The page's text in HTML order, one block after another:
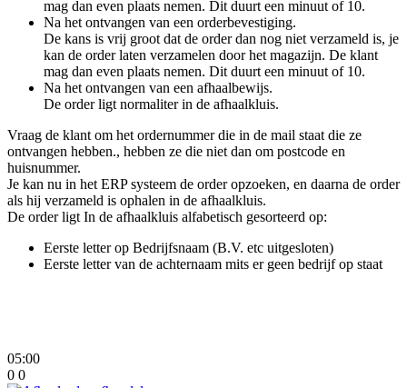
mag dan even plaats nemen. Dit duurt een minuut of 10.
Na het ontvangen van een orderbevestiging.
De kans is vrij groot dat de order dan nog niet verzameld is, je
kan de order laten verzamelen door het magazijn. De klant
mag dan even plaats nemen. Dit duurt een minuut of 10.
Na het ontvangen van een afhaalbewijs.
De order ligt normaliter in de afhaalkluis.
Vraag de klant om het ordernummer die in de mail staat die ze
ontvangen hebben., hebben ze die niet dan om postcode en
huisnummer.
Je kan nu in het ERP systeem de order opzoeken, en daarna de order
als hij verzameld is ophalen in de afhaalkluis.
De order ligt In de afhaalkluis alfabetisch gesorteerd op:
Eerste letter op Bedrijfsnaam (B.V. etc uitgesloten)
Eerste letter van de achternaam mits er geen bedrijf op staat
05:00
0 0